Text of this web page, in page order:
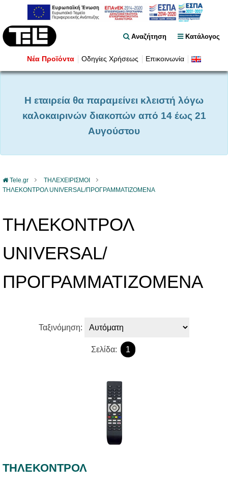
Κατάλογος
Αναζήτηση
Νέα Προϊόντα Οδηγίες Χρήσεως Επικοινωνία
Η εταιρεία θα παραμείνει κλειστή λόγω
καλοκαιρινών διακοπών από 14 έως 21
Αυγούστου
Tele.gr
ΤΗΛΕΧΕΙΡΙΣΜΟΙ
ΤΗΛΕΚΟΝΤΡΟΛ UNIVERSAL/ΠΡΟΓΡΑΜΜΑΤΙΖΟΜΕΝΑ
ΤΗΛΕΚΟΝΤΡΟΛ
UNIVERSAL/
ΠΡΟΓΡΑΜΜΑΤΙΖΟΜΕΝΑ
Ταξινόμηση:
Σελίδα: 1
ΤΗΛΕΚΟΝΤΡΟΛ